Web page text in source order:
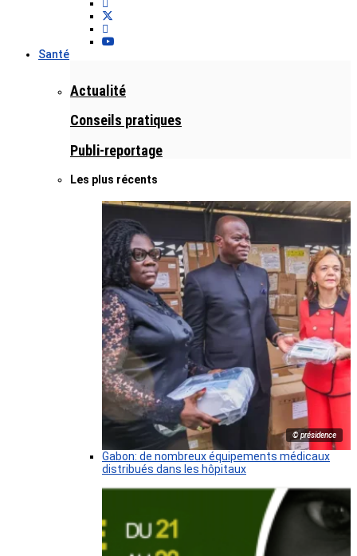
Santé
Actualité
Conseils pratiques
Publi-reportage
Les plus récents
© présidence
Gabon: de nombreux équipements médicaux
distribués dans les hôpitaux